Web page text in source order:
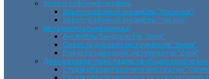
Хореографічний профіль
Хореографічний ансамбль “Росинка”
Хореографічний ансамбль “Час пік”
Інструментальна музика
Ансамбль бандуристів “Орія”
Оркестр духових інструментів “Зміна”
Оркестр народних інструментів “Орія”
Декоративно-прикладне та образотворче
Cтудія образотворчого мистецтва
Студія образотворчого та